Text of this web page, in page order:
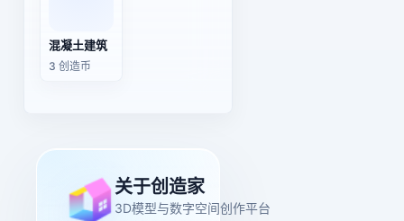
混凝土建筑
3 创造币
关于创造家
3D模型与数字空间创作平台